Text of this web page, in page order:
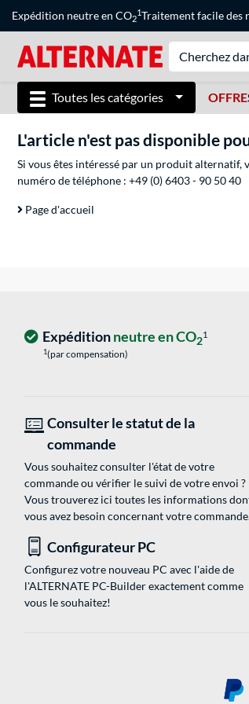
Expédition neutre en CO2
1Traitement facile des
Toutes les catégories OFFRE
L'article n'est pas disponible
Si vous êtes intéressé par un produit
numéro de téléphone : +49 (0) 6403 - 90 50 40
Page d'accueil
Expéditionneutre en CO21
1(par compensation)
Consulter le statut de la
commande
Vous souhaitez consulter l'état de votre
commande ou vérifier le suivi de votre envoi ?
Vous trouverez ici toutes les informations
vous avez besoin concernant votre
Configurateur PC
Configurez votre nouveau PC avec l'aide de
l'ALTERNATE PC-Builder exactement comme
vous le souhaitez!